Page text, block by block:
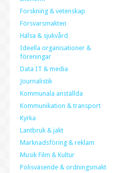
Forskning & vetenskap
Försvarsmakten
Hälsa & sjukvård
Ideella organisationer &
föreningar
Data IT & media
Journalistik
Kommunala anställda
Kommunikation & transport
Kyrka
Lantbruk & jakt
Marknadsföring & reklam
Musik Film & Kultur
Polisväsende & ordningsmakt